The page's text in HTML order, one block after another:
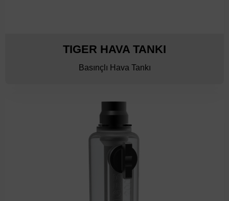
TIGER HAVA TANKI
Basınçlı Hava Tankı